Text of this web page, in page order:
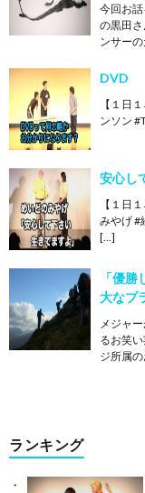
今回お
の黒田
ンサー
DVD
【１日
ンソン
安心し
【１日
みやげ #
[…]
「優
大なプ
メジャ
るお笑
ジ所属
ランキング